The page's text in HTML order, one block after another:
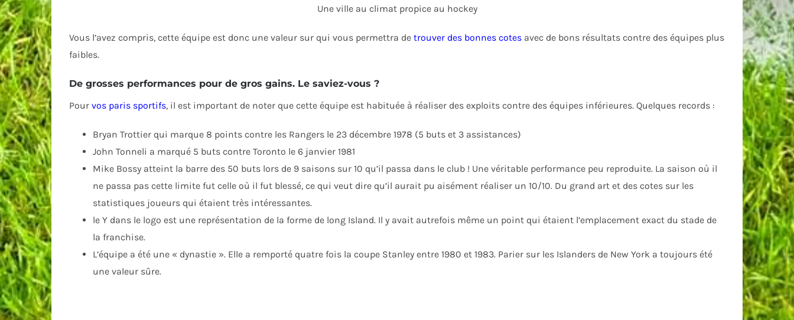
Une ville au climat propice au hockey
Vous l’avez compris, cette équipe est donc une valeur sur qui vous permettra de trouver des bonnes cotes avec de bons résultats contre des équipes plus
faibles.
De grosses performances pour de gros gains. Le saviez-vous ?
Pour vos paris sportifs, il est important de noter que cette équipe est habituée à réaliser des exploits contre des équipes inférieures. Quelques records :
Bryan Trottier qui marque 8 points contre les Rangers le 23 décembre 1978 (5 buts et 3 assistances)
John Tonneli a marqué 5 buts contre Toronto le 6 janvier 1981
Mike Bossy atteint la barre des 50 buts lors de 9 saisons sur 10 qu’il passa dans le club ! Une véritable performance peu reproduite. La saison où il
ne passa pas cette limite fut celle où il fut blessé, ce qui veut dire qu’il aurait pu aisément réaliser un 10/10. Du grand art et des cotes sur les
statistiques joueurs qui étaient très intéressantes.
le Y dans le logo est une représentation de la forme de long Island. Il y avait autrefois même un point qui étaient l’emplacement exact du stade de
la franchise.
L’équipe a été une « dynastie ». Elle a remporté quatre fois la coupe Stanley entre 1980 et 1983. Parier sur les Islanders de New York a toujours été
une valeur sûre.